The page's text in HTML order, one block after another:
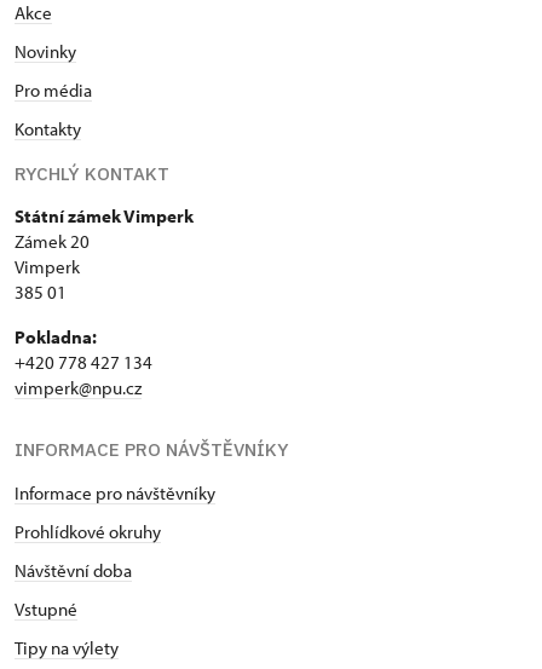
Akce
Novinky
Pro média
Kontakty
RYCHLÝ KONTAKT
Státní zámek Vimperk
Zámek 20
Vimperk
385 01
Pokladna:
+420 778 427 134
vimperk@npu.cz
INFORMACE PRO NÁVŠTĚVNÍKY
Informace pro návštěvníky
Prohlídkové okruhy
Návštěvní doba
Vstupné
Tipy na výlety